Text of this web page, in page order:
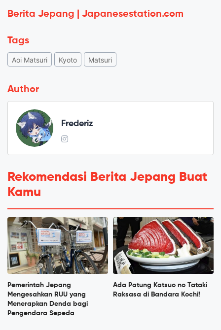
Berita Jepang | Japanesestation.com
Tags
Aoi Matsuri Kyoto Matsuri
Author
Frederiz
Rekomendasi Berita Jepang Buat
Kamu
Pemerintah Jepang
Mengesahkan RUU yang
Menerapkan Denda bagi
Pengendara Sepeda
Ada Patung Katsuo no Tataki
Raksasa di Bandara Kochi!